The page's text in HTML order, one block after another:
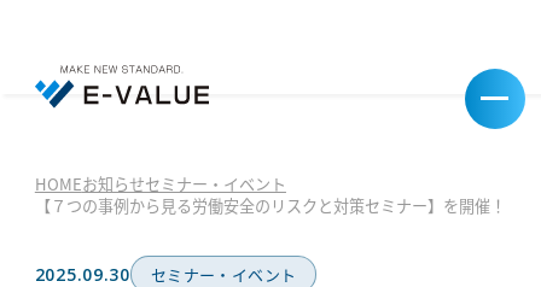
HOMEお知らせセミナー・イベント
【７つの事例から見る労働安全のリスクと対策セミナー】を開催！
2025.09.30 セミナー・イベント